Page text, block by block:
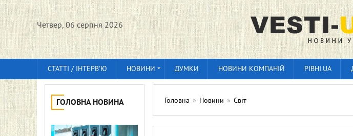
Четвер, 06 серпня 2026
СТАТТІ / ІНТЕРВ'Ю НОВИНИ ДУМКИ НОВИНИ КОМПАНІЙ РІВНІ.UA
ГОЛОВНА НОВИНА Головна » Новини » Світ